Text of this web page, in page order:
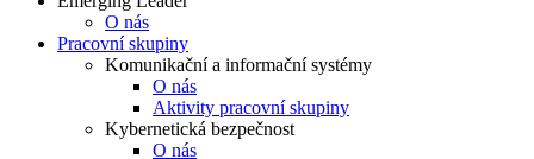
O nás
Pracovní skupiny
Komunikační a informační systémy
O nás
Aktivity pracovní skupiny
Kybernetická bezpečnost
O nás